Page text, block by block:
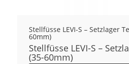
Stellfüsse LEVI-S – Setzlager
60mm)
Stellfüsse LEVI-S –
(35-60mm)